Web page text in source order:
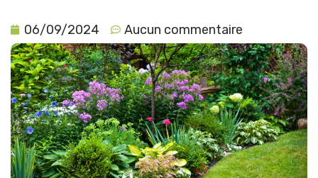
06/09/2024 Aucun commentaire